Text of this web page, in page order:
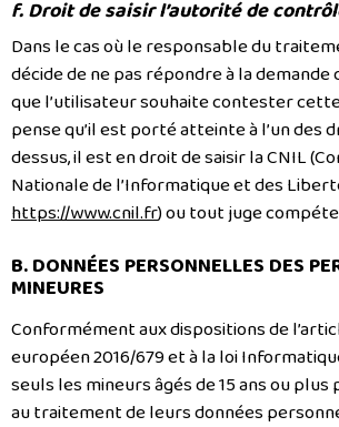
f. Droit de saisir l’autorité de
Dans le cas où le responsable du
décide de ne pas répondre à la demande
que l’utilisateur souhaite contester cette
pense qu’il est porté atteinte à l’un des
dessus, il est en droit de saisir la CNIL
Nationale de l’Informatique et des
https://www.cnil.fr) ou tout juge
B. DONNÉES PERSONNELLES DES
MINEURES
Conformément aux dispositions de
européen 2016/679 et à la loi
seuls les mineurs âgés de 15 ans ou
au traitement de leurs données